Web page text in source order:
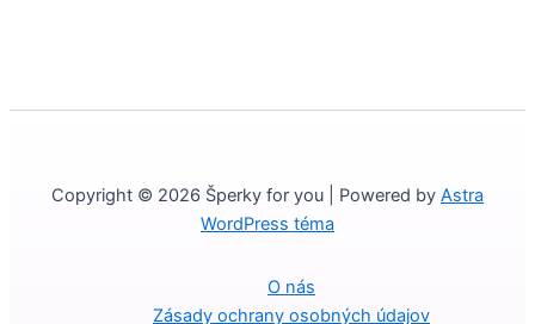
Copyright © 2026 Šperky for you | Powered by Astra
WordPress téma
O nás
Zásady ochrany osobných údajov